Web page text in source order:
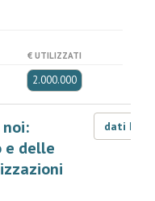
€ UTILIZZATI
2.000.000
e delle
dati LOD